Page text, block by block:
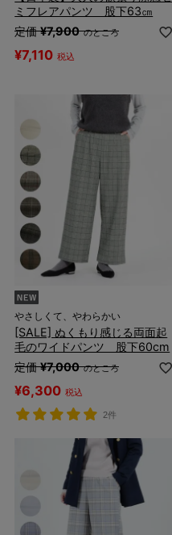
ミフレアパンツ 股下63㎝
定価 ¥7,900 のところ
¥7,110 税込
やさしくて、やわらかい
[SALE] ぬくもり感じる両面起
毛のワイドパンツ 股下60cm
定価 ¥7,000 のところ
¥6,300 税込
2件